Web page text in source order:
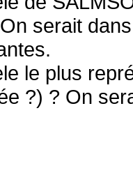
serait
le plus
?) ? On